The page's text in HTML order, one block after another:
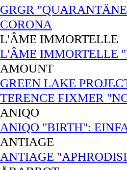
GRGR
CORONA
L'ÂME IMMORTELLE
L'ÂME IMMORTELLE
AMOUNT
GREEN LAKE
TERENCE FIXMER
ANIQO
ANIQO "BIRTH":
ANTIAGE
ANTIAGE